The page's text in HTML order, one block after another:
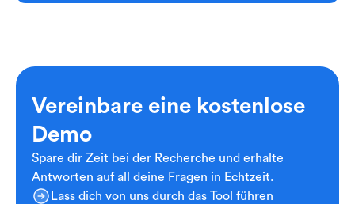
Vereinbare eine kostenlose
Demo
Spare dir Zeit bei der Recherche und erhalte
Antworten auf all deine Fragen in Echtzeit.
Lass dich von uns durch das Tool führen